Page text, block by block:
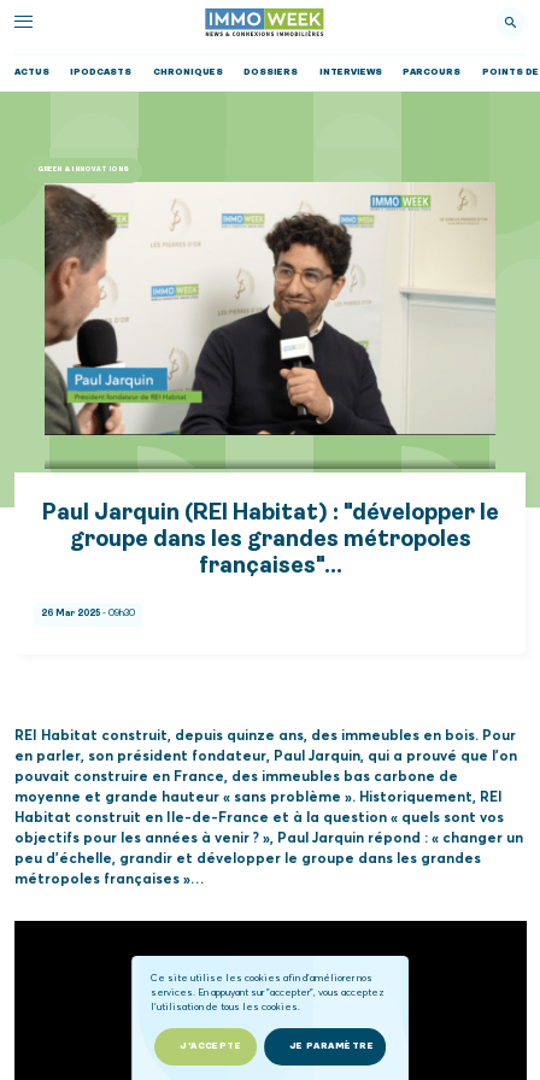
ACTUS IPODCASTS CHRONIQUES DOSSIERS INTERVIEWS PARCOURS POINTS DE
Ce site utilise les cookies afin d'améliorer nos
services. En appuyant sur "accepter", vous acceptez
l'utilisation de tous les cookies.
J'ACCEPTE JE PARAMÈTRE
GREEN & INNOVATIONS
Paul Jarquin (REI Habitat) : "développer le
groupe dans les grandes métropoles
françaises"...
26 Mar 2025 - 09h30
REI Habitat construit, depuis quinze ans, des immeubles en bois. Pour
en parler, son président fondateur, Paul Jarquin, qui a prouvé que l’on
pouvait construire en France, des immeubles bas carbone de
moyenne et grande hauteur « sans problème ». Historiquement, REI
Habitat construit en Ile-de-France et à la question « quels sont vos
objectifs pour les années à venir ? », Paul Jarquin répond : « changer un
peu d’échelle, grandir et développer le groupe dans les grandes
métropoles françaises »…